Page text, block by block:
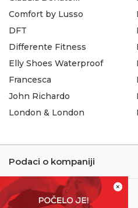
×
Comfort by Lusso
DFT
Differente Fitness
Elly Shoes Waterproof
Francesca
John Richardo
London & London
Podaci o kompaniji
Informacije